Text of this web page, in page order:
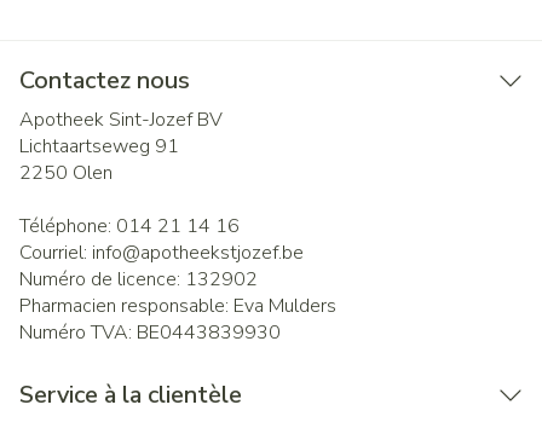
Contactez nous
Apotheek Sint-Jozef BV
Lichtaartseweg 91
2250 Olen
Téléphone: 014 21 14 16
Courriel: info@apotheekstjozef.be
Numéro de licence: 132902
Pharmacien responsable: Eva Mulders
Numéro TVA: BE0443839930
Service à la clientèle